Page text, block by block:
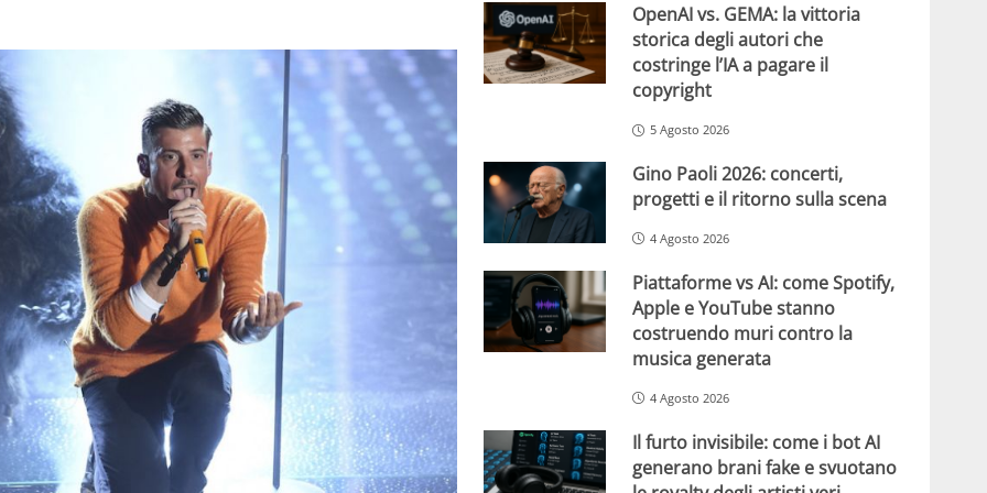
OpenAI vs. GEMA: la vittoria
storica degli autori che
costringe l’IA a pagare il
copyright
5 Agosto 2026
Gino Paoli 2026: concerti,
progetti e il ritorno sulla scena
4 Agosto 2026
Piattaforme vs AI: come Spotify,
Apple e YouTube stanno
costruendo muri contro la
musica generata
4 Agosto 2026
Il furto invisibile: come i bot AI
generano brani fake e svuotano